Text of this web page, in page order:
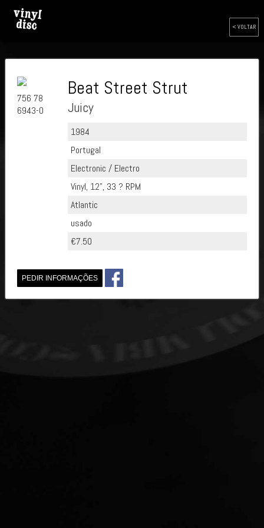
< VOLTAR
756 78
6943-0
Beat Street Strut
Juicy
1984
Portugal
Electronic / Electro
Vinyl, 12", 33 ? RPM
Atlantic
usado
€7.50
PEDIR INFORMAÇÕES